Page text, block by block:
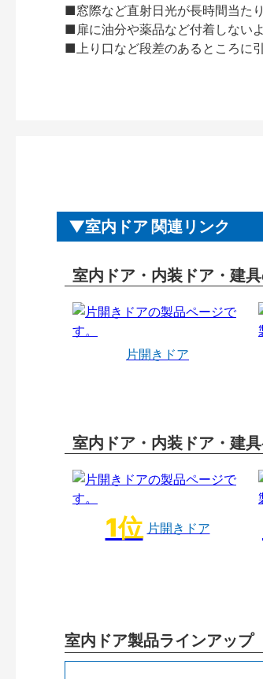
■窓際など直射日光が長時間当た
■扉に油分や薬品など付着しない
■上り口など段差のあるところに
室内ドア 関連リンク
室内ドア・内装ドア・建
片開きドア
室内ドア・内装ドア・建
片開きドア
室内ドア製品ラインアップ